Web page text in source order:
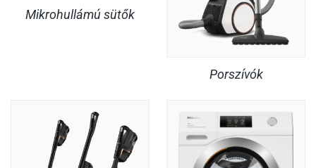
Mikrohullámú sütők
Porszívók